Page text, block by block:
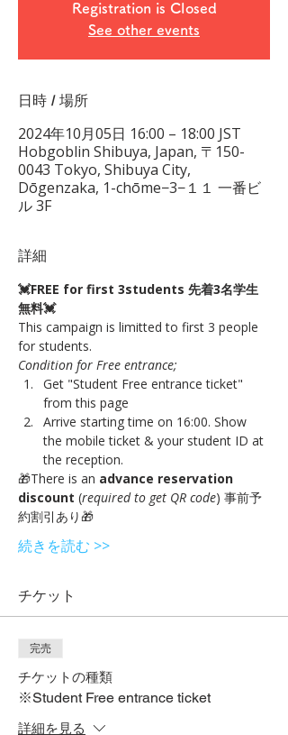
Registration is Closed
See other events
日時 / 場所
2024年10月05日 16:00 – 18:00 JST
Hobgoblin Shibuya, Japan, 〒150-
0043 Tokyo, Shibuya City,
Dōgenzaka, 1-chōme−3−１１ 一番ビ
ル 3F
詳細
💓FREE for first 3students 先着3名学生
無料💓
This campaign is limitted to first 3 people
for students.
Condition for Free entrance;
Get "Student Free entrance ticket"
from this page
Arrive starting time on 16:00. Show
the mobile ticket & your student ID at
the reception.
🎁There is an advance reservation
discount (required to get QR code) 事前予
約割引あり🎁
続きを読む >>
チケット
完売
チケットの種類
※Student Free entrance ticket
詳細を見る